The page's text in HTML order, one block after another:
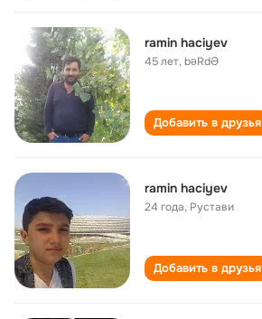
ramin haciyev
45 лет,bəRdƏ
Добавить в друзья
ramin haciyev
24 года, Рустави
Добавить в друзья